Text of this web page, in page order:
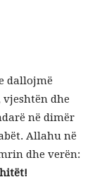
dallojmë
dhe
në dimër
Allahu në
dhe verën: